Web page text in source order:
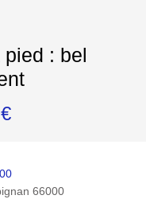
: bel
€
66000